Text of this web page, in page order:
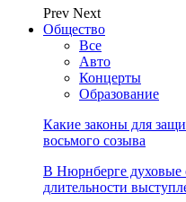
Prev Next
Общество
Все
Авто
Концерты
Образование
Какие законы для
восьмого созыва
В Нюрнберге духовые
длительности